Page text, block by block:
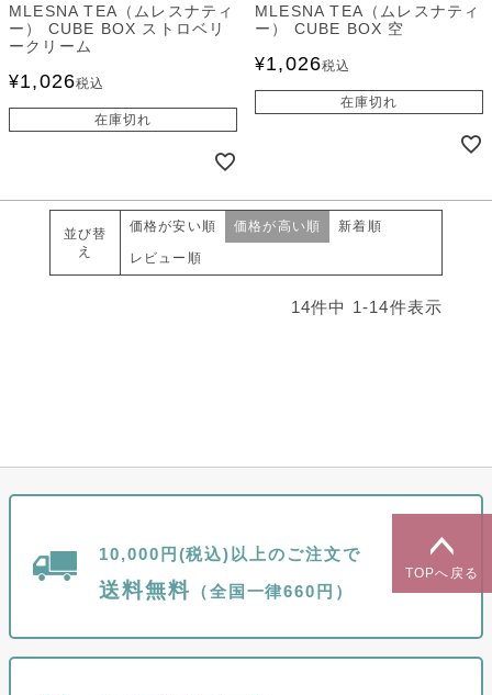
MLESNA TEA（ムレスナティ
ー） CUBE BOX ストロベリ
ークリーム
¥1,026税込
在庫切れ
MLESNA TEA（ムレスナティ
ー） CUBE BOX 空
¥1,026税込
在庫切れ
並び替
え
価格が安い順 価格が高い順 新着順
レビュー順
14件中 1 -14件表示
TOPへ戻る
10,000円(税込)以上のご注文で
送料無料 （全国一律660円）